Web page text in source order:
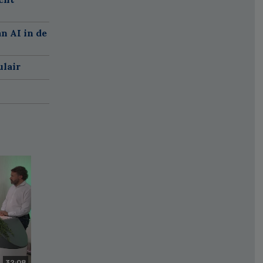
AI in de